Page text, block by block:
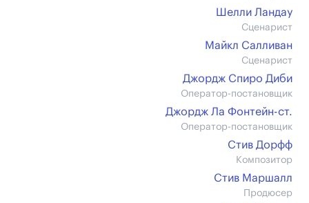
Шелли Ландау
Сценарист
Майкл Салливан
Сценарист
Джордж Спиро Диби
Оператор-постановщик
Джордж Ла Фонтейн-ст.
Оператор-постановщик
Стив Дорфф
Композитор
Стив Маршалл
Продюсер